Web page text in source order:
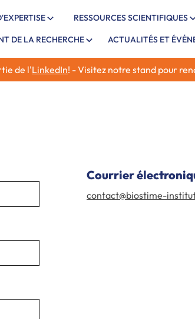
RESSOURCES SCIENTIFIQUES
DE LA RECHERCHE ACTUALITÉS ET
de l'LinkedIn! - Visitez notre stand pour
Courrier
contact@biostime-